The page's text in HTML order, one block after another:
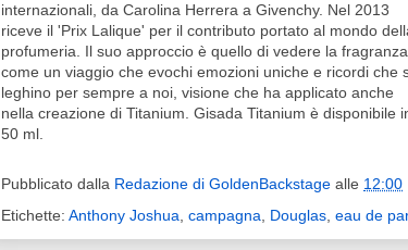
internazionali, da Carolina Herrera a Givenchy. Nel 2013
riceve il 'Prix Lalique' per il contributo portato al mondo
profumeria. Il suo approccio è quello di vedere la fragranza
come un viaggio che evochi emozioni uniche e ricordi che
leghino per sempre a noi, visione che ha applicato anche
nella creazione di Titanium. Gisada Titanium è disponibile
50 ml.
Pubblicato dalla Redazione di GoldenBackstage alle 12:00
Etichette: Anthony Joshua, campagna, Douglas, eau de